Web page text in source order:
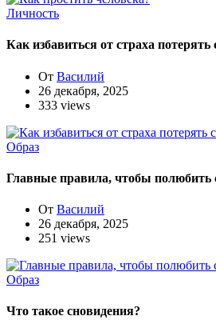
Личность
Как избавиться от страха потерять
От Василий
26 декабря, 2025
333 views
Образ
Главные правила, чтобы полюбить
От Василий
26 декабря, 2025
251 views
Образ
Что такое сновидения?